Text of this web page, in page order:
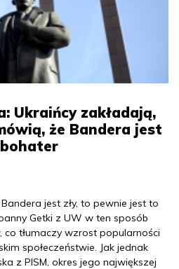
Ukraińcy zakładają,
że Bandera jest
jest zły, to pewnie jest to
Getki z UW w ten sposób
co tłumaczy wzrost popularności
społeczeństwie. Jak jednak
z PISM, okres jego największej